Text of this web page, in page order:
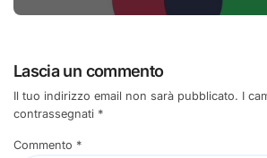
Lascia un commento
Il tuo indirizzo email non sarà pubblicato. I
contrassegnati *
Commento *